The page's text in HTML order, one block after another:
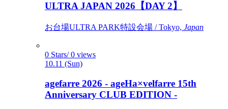
ULTRA JAPAN 2026【DAY 2】
お台場ULTRA PARK特設会場 / Tokyo, Japan
0 Stars/ 0 views
10.11 (Sun)
agefarre 2026 - ageHa×velfarre 15th
Anniversary CLUB EDITION -